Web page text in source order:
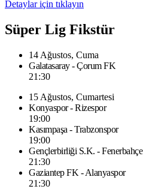
Detaylar için tıklayın
Süper Lig Fikstür
14 Ağustos, Cuma
Galatasaray - Çorum FK
21:30
15 Ağustos, Cumartesi
Konyaspor - Rizespor
19:00
Kasımpaşa - Trabzonspor
19:00
Gençlerbirliği S.K. - Fenerbahçe
21:30
Gaziantep FK - Alanyaspor
21:30